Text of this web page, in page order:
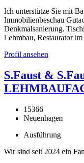
Ich unterstütze Sie mit
Immobilienbeschau
Denkmalsanierung.
Lehmbau, Restaurator
Profil ansehen
S.Faust &
15366
Neuenhagen
Ausführung
Wir sind seit 2024 ein